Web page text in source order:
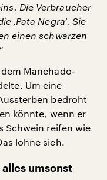
Die Verbraucher
‚Pata Negra‘. Sie
einen schwarzen
Manchado-
Um eine
bedroht
könnte, wenn er
Schwein reifen wie
lohne sich.
umsonst